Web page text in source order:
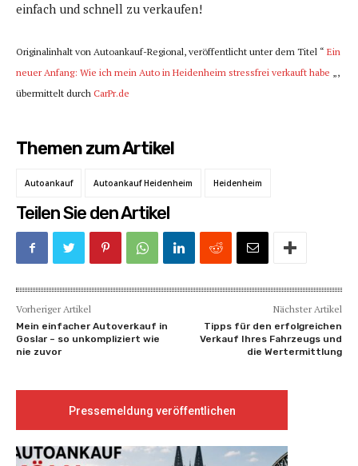
einfach und schnell zu verkaufen!
Originalinhalt von Autoankauf-Regional, veröffentlicht unter dem Titel “ Ein
neuer Anfang: Wie ich mein Auto in Heidenheim stressfrei verkauft habe „,
übermittelt durch CarPr.de
Themen zum Artikel
Autoankauf Autoankauf Heidenheim Heidenheim
Teilen Sie den Artikel
Vorheriger Artikel
Mein einfacher Autoverkauf in
Goslar – so unkompliziert wie
nie zuvor
Nächster Artikel
Tipps für den erfolgreichen
Verkauf Ihres Fahrzeugs und
die Wertermittlung
Pressemeldung veröffentlichen